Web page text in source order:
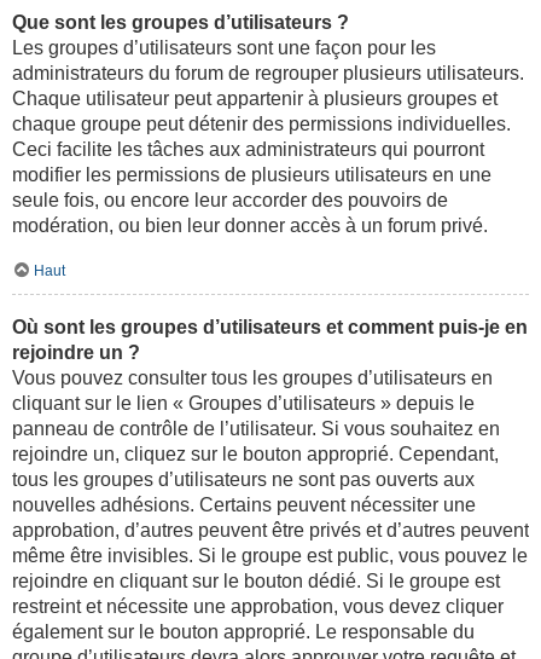
Que sont les groupes d’utilisateurs ?
Les groupes d’utilisateurs sont une façon pour les
administrateurs du forum de regrouper plusieurs utilisateurs.
Chaque utilisateur peut appartenir à plusieurs groupes et
chaque groupe peut détenir des permissions individuelles.
Ceci facilite les tâches aux administrateurs qui pourront
modifier les permissions de plusieurs utilisateurs en une
seule fois, ou encore leur accorder des pouvoirs de
modération, ou bien leur donner accès à un forum privé.
Haut
Où sont les groupes d’utilisateurs et comment puis-je en
rejoindre un ?
Vous pouvez consulter tous les groupes d’utilisateurs en
cliquant sur le lien « Groupes d’utilisateurs » depuis le
panneau de contrôle de l’utilisateur. Si vous souhaitez en
rejoindre un, cliquez sur le bouton approprié. Cependant,
tous les groupes d’utilisateurs ne sont pas ouverts aux
nouvelles adhésions. Certains peuvent nécessiter une
approbation, d’autres peuvent être privés et d’autres peuvent
même être invisibles. Si le groupe est public, vous pouvez le
rejoindre en cliquant sur le bouton dédié. Si le groupe est
restreint et nécessite une approbation, vous devez cliquer
également sur le bouton approprié. Le responsable du